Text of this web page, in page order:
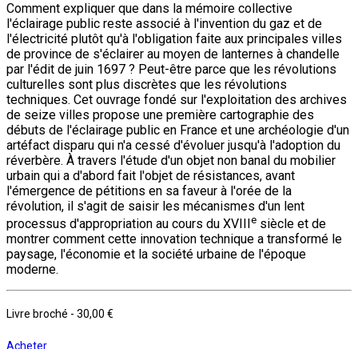
Comment expliquer que dans la mémoire collective
l'éclairage public reste associé à l'invention du gaz et de
l'électricité plutôt qu'à l'obligation faite aux principales villes
de province de s'éclairer au moyen de lanternes à chandelle
par l'édit de juin 1697 ? Peut-être parce que les révolutions
culturelles sont plus discrètes que les révolutions
techniques. Cet ouvrage fondé sur l'exploitation des archives
de seize villes propose une première cartographie des
débuts de l'éclairage public en France et une archéologie d'un
artéfact disparu qui n'a cessé d'évoluer jusqu'à l'adoption du
réverbère. À travers l'étude d'un objet non banal du mobilier
urbain qui a d'abord fait l'objet de résistances, avant
l'émergence de pétitions en sa faveur à l'orée de la
révolution, il s'agit de saisir les mécanismes d'un lent
processus d'appropriation au cours du XVIII
e siècle et de
montrer comment cette innovation technique a transformé le
paysage, l'économie et la société urbaine de l'époque
moderne.
Livre broché - 30,00 €
Acheter